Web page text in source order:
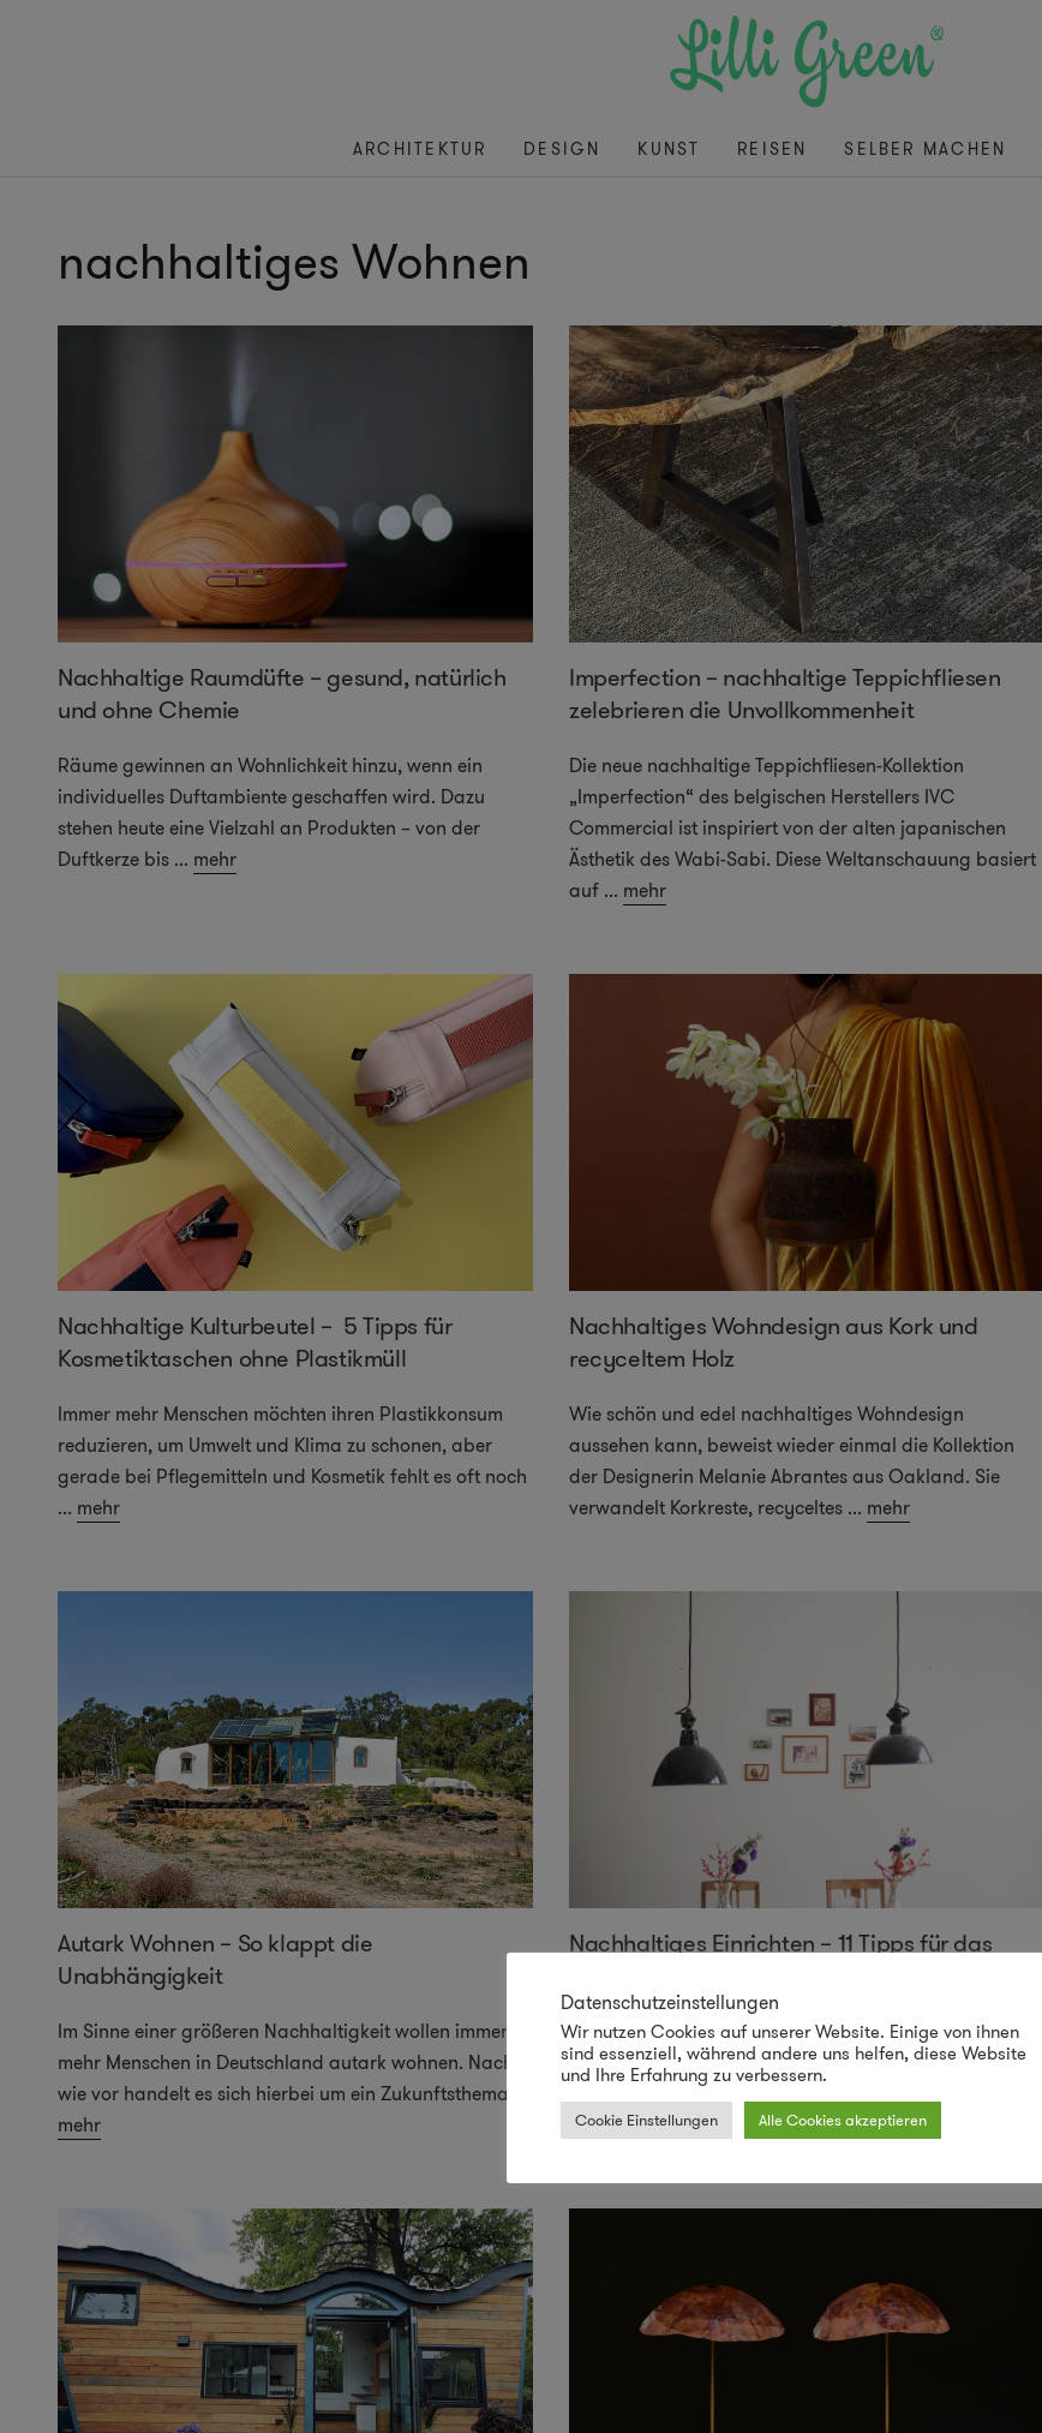
ARCHITEKTUR DESIGN KUNST REISEN SELBER MACHEN
nachhaltiges Wohnen
Nachhaltige Raumdüfte – gesund, natürlich
und ohne Chemie
Räume gewinnen an Wohnlichkeit hinzu, wenn ein
individuelles Duftambiente geschaffen wird. Dazu
stehen heute eine Vielzahl an Produkten – von der
Duftkerze bis ... mehr
Imperfection – nachhaltige Teppichfliesen
zelebrieren die Unvollkommenheit
Die neue nachhaltige Teppichfliesen-Kollektion
„Imperfection“ des belgischen Herstellers IVC
Commercial ist inspiriert von der alten japanischen
Ästhetik des Wabi-Sabi. Diese Weltanschauung basiert
auf ... mehr
Nachhaltige Kulturbeutel – 5 Tipps für
Kosmetiktaschen ohne Plastikmüll
Immer mehr Menschen möchten ihren Plastikkonsum
reduzieren, um Umwelt und Klima zu schonen, aber
gerade bei Pflegemitteln und Kosmetik fehlt es oft noch
... mehr
Nachhaltiges Wohndesign aus Kork und
recyceltem Holz
Wie schön und edel nachhaltiges Wohndesign
aussehen kann, beweist wieder einmal die Kollektion
der Designerin Melanie Abrantes aus Oakland. Sie
verwandelt Korkreste, recyceltes ... mehr
Autark Wohnen – So klappt die
Unabhängigkeit
Im Sinne einer größeren Nachhaltigkeit wollen immer
mehr Menschen in Deutschland autark wohnen. Nach
wie vor handelt es sich hierbei um ein Zukunftsthema,
mehr
Nachhaltiges Einrichten – 11 Tipps für das
Das Home-Office als Alternative zum Büroplatz war
schon länger auf dem Vormarsch, jetzt wird es sogar
für manche Festangestellten zur neuen Normalität. Hört
...mehr
Datenschutzeinstellungen
Wir nutzen Cookies auf unserer Website. Einige von ihnen
sind essenziell, während andere uns helfen, diese Website
und Ihre Erfahrung zu verbessern.
Cookie Einstellungen Alle Cookies akzeptieren